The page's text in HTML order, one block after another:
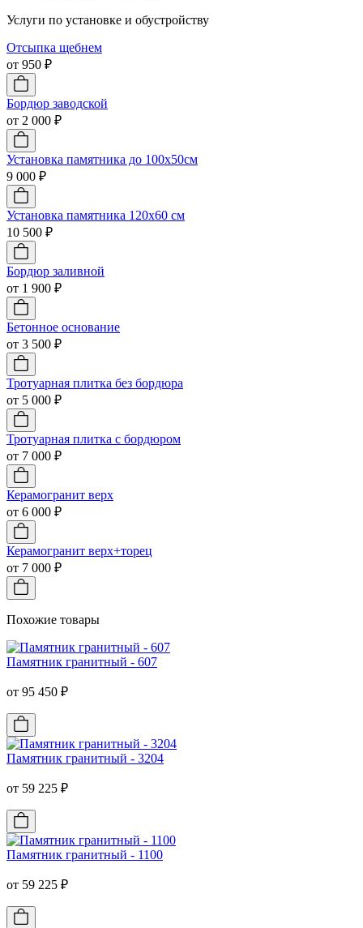
Услуги по установке и обустройству
Отсыпка щебнем
от 950 ₽
Бордюр заводской
от 2 000 ₽
Установка памятника до 100х50см
9 000 ₽
Установка памятника 120х60 см
10 500 ₽
Бордюр заливной
от 1 900 ₽
Бетонное основание
от 3 500 ₽
Тротуарная плитка без бордюра
от 5 000 ₽
Тротуарная плитка с бордюром
от 7 000 ₽
Керамогранит верх
от 6 000 ₽
Керамогранит верх+торец
от 7 000 ₽
Похожие товары
Памятник гранитный - 607
от 95 450 ₽
Памятник гранитный - 3204
от 59 225 ₽
Памятник гранитный - 1100
от 59 225 ₽